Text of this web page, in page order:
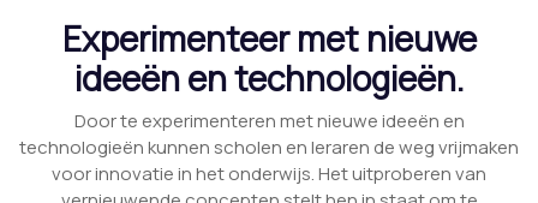
Experimenteer met nieuwe
ideeën en technologieën.
Door te experimenteren met nieuwe ideeën en
technologieën kunnen scholen en leraren de weg vrijmaken
voor innovatie in het onderwijs. Het uitproberen van